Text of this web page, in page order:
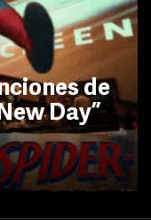
de
Day”